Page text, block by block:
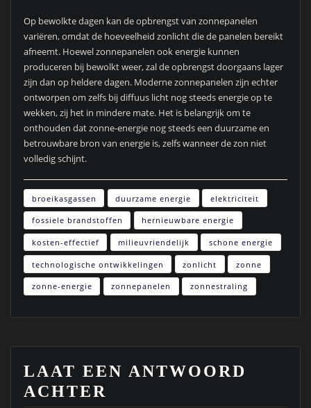
Op bewolkte dagen kan de opbrengst van zonnepanelen
variëren, omdat de hoeveelheid zonlicht die de panelen bereikt
afneemt. Hoewel zonnepanelen ook energie kunnen
produceren bij bewolkt weer, zal de opbrengst doorgaans lager
zijn dan op heldere dagen. Moderne zonnepanelen zijn echter
ontworpen om zelfs bij diffuus licht nog steeds energie op te
wekken, zij het in mindere mate. Het is belangrijk om te
onthouden dat zonne-energie nog steeds een duurzame en
betrouwbare bron van energie is, zelfs wanneer de zon niet
volledig schijnt.
broeikasgassen duurzame energie elektriciteit
fossiele brandstoffen hernieuwbare energie
kosten-effectief milieuvriendelijk schone energie
technologische ontwikkelingen zonlicht zonne
zonne-energie zonnepanelen zonnestraling
LAAT EEN ANTWOORD
ACHTER